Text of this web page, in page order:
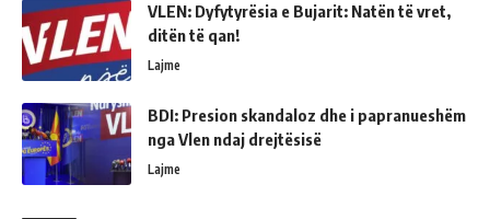
VLEN: Dyfytyrësia e Bujarit: Natën të vret,
ditën të qan!
Lajme
BDI: Presion skandaloz dhe i papranueshëm
nga Vlen ndaj drejtësisë
Lajme